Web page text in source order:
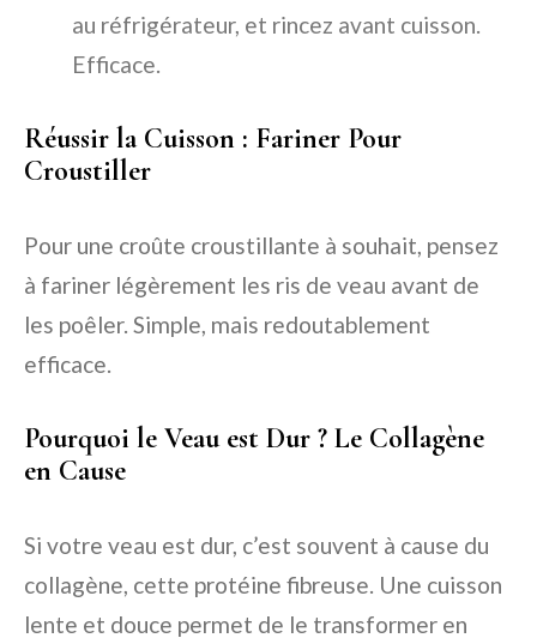
au réfrigérateur, et rincez avant cuisson.
Efficace.
Réussir la Cuisson : Fariner Pour
Croustiller
Pour une croûte croustillante à souhait, pensez
à fariner légèrement les ris de veau avant de
les poêler. Simple, mais redoutablement
efficace.
Pourquoi le Veau est Dur ? Le Collagène
en Cause
Si votre veau est dur, c’est souvent à cause du
collagène, cette protéine fibreuse. Une cuisson
lente et douce permet de le transformer en